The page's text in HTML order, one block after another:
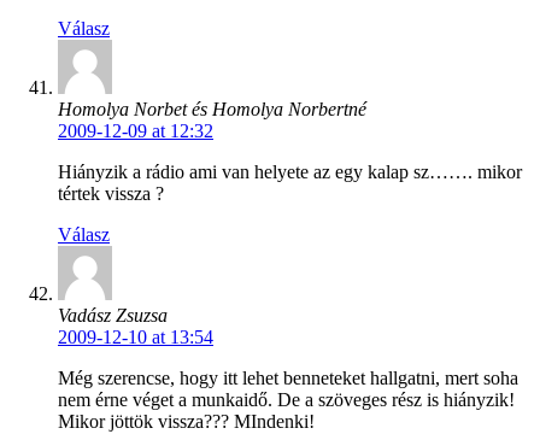
Válasz
Homolya Norbet és Homolya Norbertné
2009-12-09 at 12:32
Hiányzik a rádio ami van helyete az egy kalap sz……. mikor
tértek vissza ?
Válasz
Vadász Zsuzsa
2009-12-10 at 13:54
Még szerencse, hogy itt lehet benneteket hallgatni, mert soha
nem érne véget a munkaidő. De a szöveges rész is hiányzik!
Mikor jöttök vissza??? MIndenki!